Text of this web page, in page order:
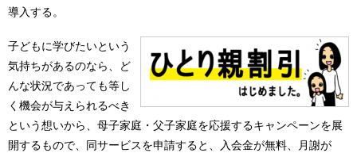
導入する。
子どもに学びたいという
気持ちがあるのなら、ど
んな状況であっても等し
く機会が与えられるべき
という想いから、母子家庭・父子家庭を応援するキャンペーンを展
開するもので、同サービスを申請すると、入会金が無料、月謝が